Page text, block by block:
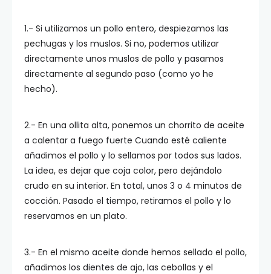
1.- Si utilizamos un pollo entero, despiezamos las
pechugas y los muslos. Si no, podemos utilizar
directamente unos muslos de pollo y pasamos
directamente al segundo paso (como yo he
hecho).
2.- En una ollita alta, ponemos un chorrito de aceite
a calentar a fuego fuerte Cuando esté caliente
añadimos el pollo y lo sellamos por todos sus lados.
La idea, es dejar que coja color, pero dejándolo
crudo en su interior. En total, unos 3 o 4 minutos de
cocción. Pasado el tiempo, retiramos el pollo y lo
reservamos en un plato.
3.- En el mismo aceite donde hemos sellado el pollo,
añadimos los dientes de ajo, las cebollas y el